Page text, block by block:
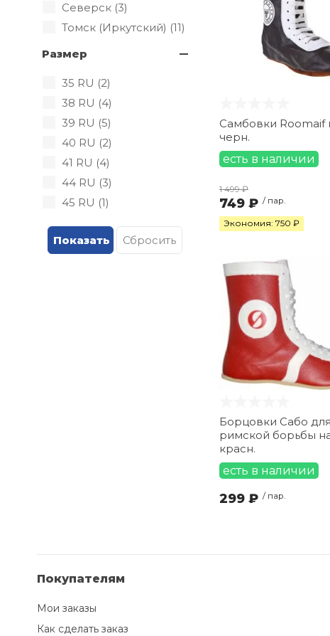
Северск (3)
Томск (Иркутский) (11)
Размер
35 RU (2)
38 RU (4)
39 RU (5)
40 RU (2)
41 RU (4)
44 RU (3)
45 RU (1)
Самбовки Roomaif
черн.
есть в наличии
1 499 ₽
749 ₽ / пар.
Экономия: 750 ₽
Борцовки Сабо
римской борьбы
красн.
есть в наличии
299 ₽ / пар.
Покупателям
Мои заказы
Как сделать заказ